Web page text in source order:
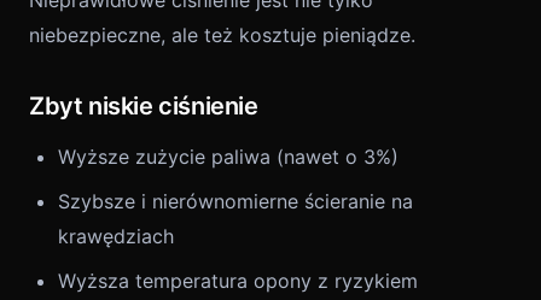
niebezpieczne, ale też kosztuje pieniądze.
Zbyt niskie ciśnienie
Wyższe zużycie paliwa (nawet o 3%)
Szybsze i nierównomierne ścieranie na
krawędziach
Wyższa temperatura opony z ryzykiem